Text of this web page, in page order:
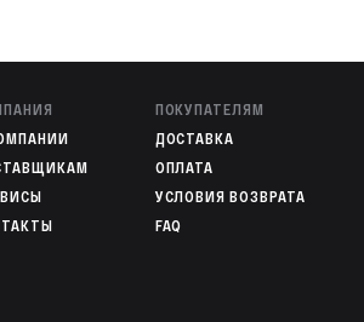
ПОКУПАТЕЛЯМ
ДОСТАВКА
ОПЛАТА
УСЛОВИЯ ВОЗВРАТА
FAQ